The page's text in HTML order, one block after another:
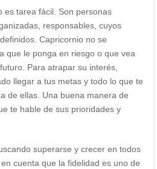
es tarea fácil. Son personas
responsables, cuyos
Capricornio no se
que le ponga en riesgo o que vea
Para atrapar su interés,
llegar a tus metas y todo lo que te
de ellas. Una buena manera de
te hable de sus prioridades y
superarse y crecer en todos
cuenta que la fidelidad es uno de